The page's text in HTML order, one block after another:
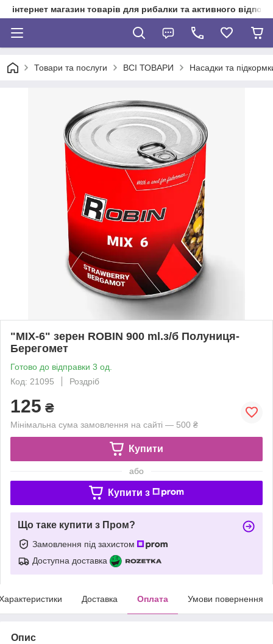
інтернет магазин товарів для рибалки та активного
Товари та послуги ВСІ ТОВАРИ Насадки та
"MIX-6" зерен ROBIN 900 ml.з/б Полуниця-
Берегомет
Готово до відправки 3 од.
Код: 21095
Роздріб
125 ₴
Мінімальна сума замовлення на сайті — 500 ₴
Купити
або
Купити з
Що таке купити з Пром?
Замовлення під захистом
Доступна доставка
Доставка Оплата Умови повернення
Опис